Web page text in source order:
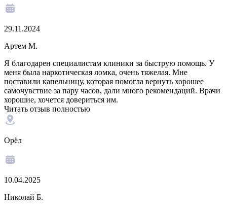
29.11.2024
Артем М.
Я благодарен специалистам клиники за быструю помощь. У
меня была наркотическая ломка, очень тяжелая. Мне
поставили капельницу, которая помогла вернуть хорошее
самочувствие за пару часов, дали много рекомендаций. Врачи
хорошие, хочется довериться им.
Читать отзыв полностью
Орёл
10.04.2025
Николай Б.